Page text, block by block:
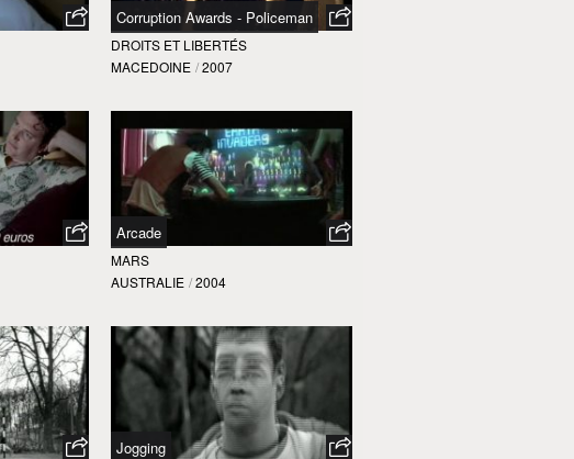
Corruption Awards - Policeman
DROITS ET LIBERTÉS
MACEDOINE / 2007
Arcade
MARS
AUSTRALIE / 2004
Jogging